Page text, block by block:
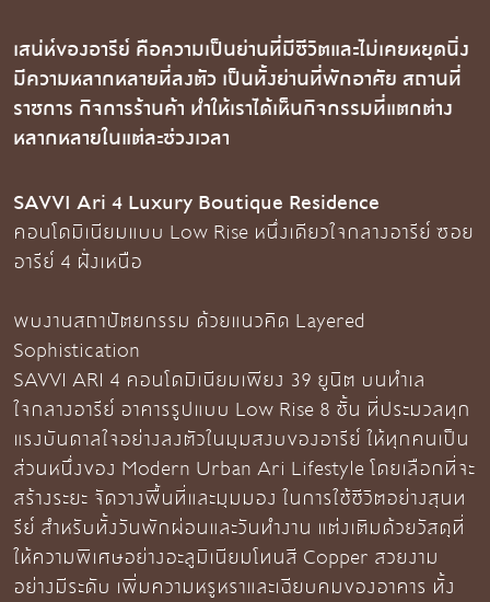
เสน่ห์ของอารีย์ คือความเป็นย่านที่มีชีวิตและไม่เคยหยุดนิ่ง
มีความหลากหลายที่ลงตัว เป็นทั้งย่านที่พักอาศัย สถานที่
ราชการ กิจการร้านค้า ทําให้เราได้เห็นกิจกรรมที่แตกต่าง
หลากหลายในแต่ละช่วงเวลา
SAVVI Ari 4 Luxury Boutique Residence
คอนโดมิเนียมแบบ Low Rise หนึ่งเดียวใจกลางอารีย์ ซอย
อารีย์ 4 ฝั่งเหนือ
พบงานสถาปัตยกรรม ด้วยแนวคิด Layered
Sophistication
SAVVI ARI 4 คอนโดมิเนียมเพียง 39 ยูนิต บนทำเล
ใจกลางอารีย์ อาคารรูปแบบ Low Rise 8 ชั้น ที่ประมวลทุก
แรงบันดาลใจอย่างลงตัวในมุมสงบของอารีย์ ให้ทุกคนเป็น
ส่วนหนึ่งของ Modern Urban Ari Lifestyle โดยเลือกที่จะ
สร้างระยะ จัดวางพื้นที่และมุมมอง ในการใช้ชีวิตอย่างสุนท
รีย์ สำหรับทั้งวันพักผ่อนและวันทำงาน แต่งเติมด้วยวัสดุที่
ให้ความพิเศษอย่างอะลูมิเนียมโทนสี Copper สวยงาม
อย่างมีระดับ เพิ่มความหรูหราและเฉียบคมของอาคาร ทั้ง